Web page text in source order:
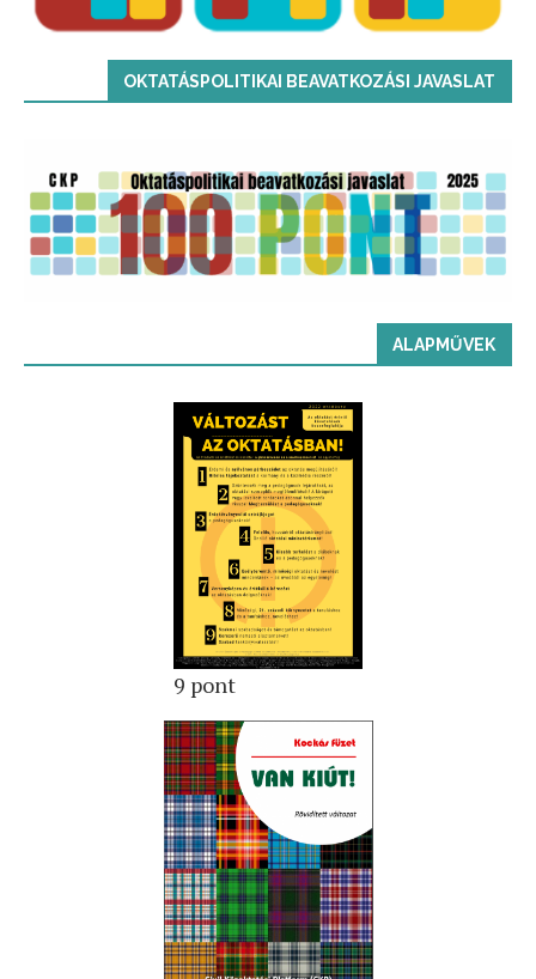
OKTATÁSPOLITIKAI BEAVATKOZÁSI JAVASLAT
ALAPMŰVEK
9 pont